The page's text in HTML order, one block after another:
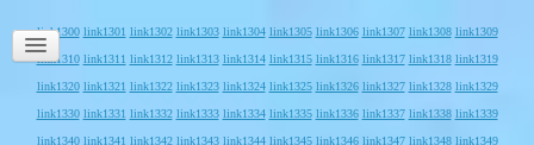
link1300 link1301 link1302 link1303 link1304 link1305 link1306 link1307 link1308 link1309
link1310 link1311 link1312 link1313 link1314 link1315 link1316 link1317 link1318 link1319
link1320 link1321 link1322 link1323 link1324 link1325 link1326 link1327 link1328 link1329
link1330 link1331 link1332 link1333 link1334 link1335 link1336 link1337 link1338 link1339
link1340 link1341 link1342 link1343 link1344 link1345 link1346 link1347 link1348 link1349